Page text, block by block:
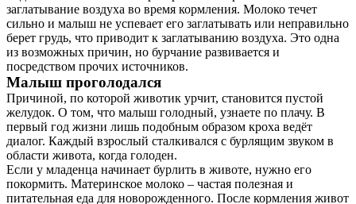
заглатывание воздуха во время кормления. Молоко течет
сильно и малыш не успевает его заглатывать или неправильно
берет грудь, что приводит к заглатыванию воздуха. Это одна
из возможных причин, но бурчание развивается и
посредством прочих источников.
Малыш проголодался
Причиной, по которой животик урчит, становится пустой
желудок. О том, что малыш голодный, узнаете по плачу. В
первый год жизни лишь подобным образом кроха ведёт
диалог. Каждый взрослый сталкивался с бурлящим звуком в
области живота, когда голоден.
Если у младенца начинает бурлить в животе, нужно его
покормить. Материнское молоко – частая полезная и
питательная еда для новорожденного. После кормления живот